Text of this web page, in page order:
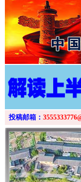
投稿邮箱：